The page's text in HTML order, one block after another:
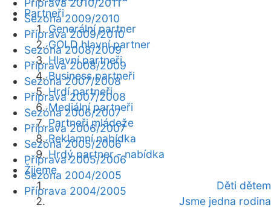
Partneři
Generální partner
GOLD hlavní partner
Hlavní partneři
Business partneři
Hrdí partneři
Mediální partneři
Partneři mládeže
Reklamní nabídka
Hrdý partner - nabídka
Žijeme
Děti dětem
Jsme jedna rodina
Příprava 2010/2011
Sezóna 2009/2010
Příprava 2009/2010
Sezóna 2008/2009
Příprava 2008/2009
Sezóna 2007/2008
Příprava 2007/2008
Sezóna 2006/2007
Příprava 2006/2007
Sezóna 2005/2006
Příprava 2005/2006
Sezóna 2004/2005
Příprava 2004/2005